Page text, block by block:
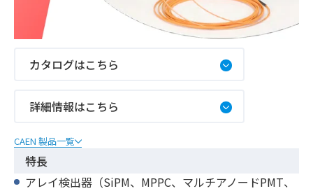
カタログはこちら
詳細情報はこちら
CAEN 製品一覧
特長
アレイ検出器（SiPM、MPPC、マルチアノードPMT、